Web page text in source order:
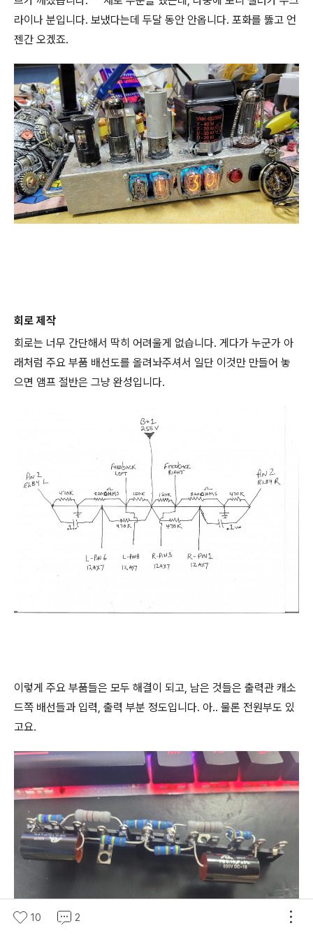
라이나 분입니다. 보냈다는데 두달 동안 안옵니다. 포화를 뚫고 언
젠간 오겠죠.
회로 제작
회로는 너무 간단해서 딱히 어려울게 없습니다. 게다가 누군가 아
래처럼 주요 부품 배선도를 올려놔주셔서 일단 이것만 만들어 놓
으면 앰프 절반은 그냥 완성입니다.
이렇게 주요 부품들은 모두 해결이 되고, 남은 것들은 출력관 캐소
드쪽 배선들과 입력, 출력 부분 정도입니다. 아.. 물론 전원부도 있
고요.
10 2